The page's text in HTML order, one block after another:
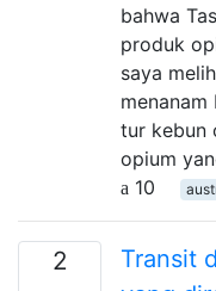
bahwa
produk
saya
tur kebun
opium
10
2
Transit